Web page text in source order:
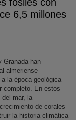
6,5 millones
Granada han
almeriense
la época geológica
completo. En estos
del mar, la
de corales
la historia climática